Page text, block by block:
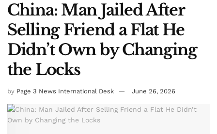
China: Man Jailed After
Selling Friend a Flat He
Didn’t Own by Changing
the Locks
by Page 3 News International Desk June 26, 2026